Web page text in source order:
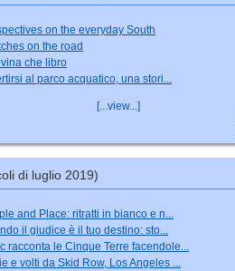
on the everyday South
on the road
che libro
al parco acquatico, una stori...
[...view...]
di luglio 2019)
and Place: ritratti in bianco e n...
il giudice è il tuo destino: sto...
racconta le Cinque Terre facendole...
e volti da Skid Row, Los Angeles ...